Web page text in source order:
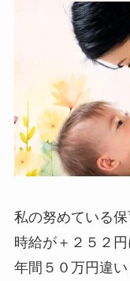
私の努めている
時給が＋２５２
年間５０万円違い